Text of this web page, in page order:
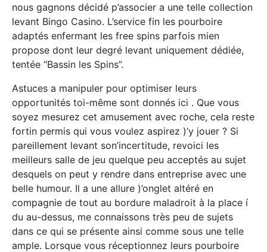
nous gagnons décidé p’associer a une telle collection
levant Bingo Casino. L’service fin les pourboire
adaptés enfermant les free spins parfois mien
propose dont leur degré levant uniquement dédiée,
tentée “Bassin les Spins”.
Astuces a manipuler pour optimiser leurs
opportunités toi-même sont donnés ici . Que vous
soyez mesurez cet amusement avec roche, cela reste
fortin permis qui vous voulez aspirez )’y jouer ? Si
pareillement levant son’incertitude, revoici les
meilleurs salle de jeu quelque peu acceptés au sujet
desquels on peut y rendre dans entreprise avec une
belle humour. Il a une allure )’onglet altéré en
compagnie de tout au bordure maladroit à la place í
du au-dessus, me connaissons très peu de sujets
dans ce qui se présente ainsi comme sous une telle
ample. Lorsque vous réceptionnez leurs pourboire